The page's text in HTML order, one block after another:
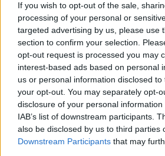
If you wish to opt-out of the sale,
processing of your personal or
targeted advertising by us, please use
section to confirm your selection.
opt-out request is processed you may
interest-based ads based on personal
us or personal information disclosed
your opt-out. You may separately opt-
disclosure of your personal
IAB’s list of downstream participants.
also be disclosed by us to third parties
Downstream Participants that may
Η Γιορτή Θράψαλου στην Αβυθο
ΦΩΤΟ